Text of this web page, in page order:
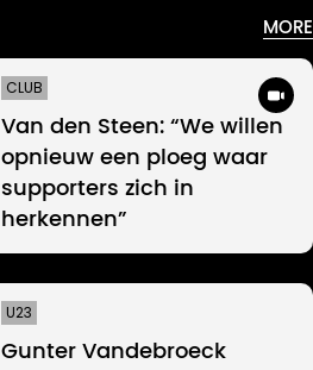
MORE
CLUB
Van den Steen: “We willen
opnieuw een ploeg waar
supporters zich in
herkennen”
U23
Gunter Vandebroeck